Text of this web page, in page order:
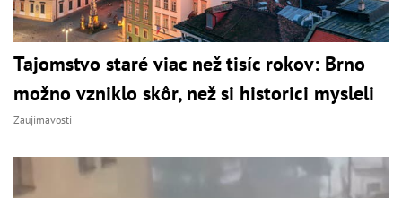
Tajomstvo staré viac než tisíc rokov: Brno
možno vzniklo skôr, než si historici mysleli
Zaujímavosti